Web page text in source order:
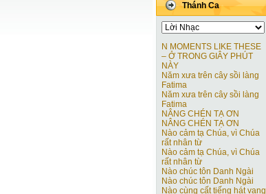
Thánh Ca
N MOMENTS LIKE THESE
– Ở TRONG GIÂY PHÚT
NÀY
Năm xưa trên cây sồi làng
Fatima
Năm xưa trên cây sồi làng
Fatima
NÂNG CHÉN TẠ ƠN
NÂNG CHÉN TẠ ƠN
Nào cảm tạ Chúa, vì Chúa
rất nhân từ
Nào cảm tạ Chúa, vì Chúa
rất nhân từ
Nào chúc tôn Danh Ngài
Nào chúc tôn Danh Ngài
Nào cùng cất tiếng hát vang